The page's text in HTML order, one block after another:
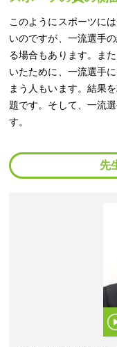
このようにスポーツに
いのですが、一流選手
る場合もあります。ま
いたために、一流選手
まう人もいます。結果
題です。そして、一流
す。
先